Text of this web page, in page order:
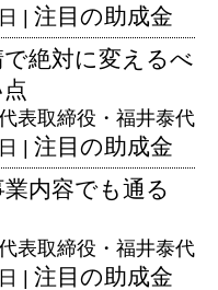
| 注目の助成金
絶対に変えるべ
表取締役・福井泰代
| 注目の助成金
内容でも通る
表取締役・福井泰代
| 注目の助成金